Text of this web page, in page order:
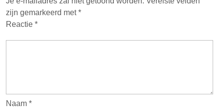
zijn gemarkeerd met*
Reactie *
Naam *